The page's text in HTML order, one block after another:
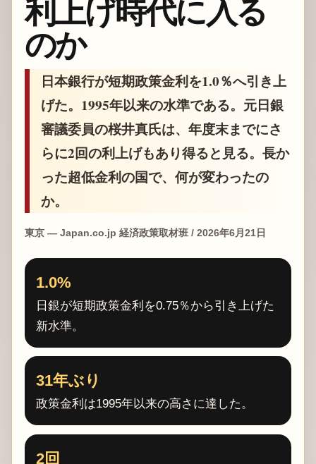
利上げ時代に入る
のか
日本銀行が短期政策金利を1.0％へ引き上
げた。1995年以来の水準である。元日銀
審議委員の桜井真氏は、年度末までにさ
らに2回の利上げもあり得ると見る。長か
った超低金利の国で、何が変わったの
か。
東京 — Japan.co.jp 経済政策取材班 / 2026年6月21日
1.0%
日銀が短期政策金利を0.75％から引き上げた
新水準。
31年ぶり
政策金利は1995年以来の高さに達した。
2回